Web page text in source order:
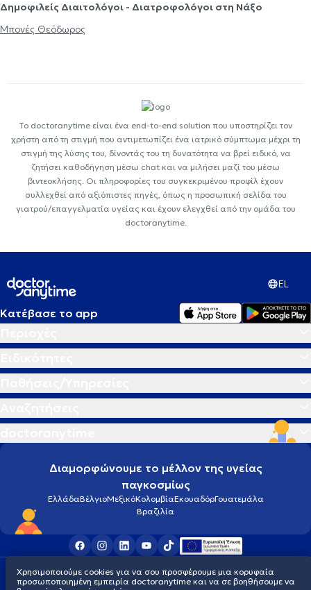
Δημοφιλείς Διαιτολόγοι - Διατροφολόγοι στη Νάξο
Μπονές Θεόδωρος
Το doctoranytime είναι ένα end-to-end solution που υποστηρίζει τον
χρήστη από τη στιγμή που αντιμετωπίζει ένα ιατρικό σύμπτωμα μέχρι τη
στιγμή της λύσης του, δίνοντάς του τη δυνατότητα να βρεί ειδικό, να
ζητήσει καθοδήγηση μέσω chat και να μιλήσει μαζί του μέσω
βιντεοκλήσης. Οι πληροφορίες του συγκεκριμένου προφίλ έχουν
συλλεχθεί από αξιόπιστες πηγές, όπως η προσωπική σελίδα του
γιατρού/επαγγελματία υγείας και έχουν ελεγχθεί από την ομάδα του
doctoranytime.
EL
Κατέβασε το app
Διαμορφώνουμε το μέλλον της υγείας
παγκοσμίως
ΕλλάδαΒέλγιοΜεξικόΚολομβίαΕκουαδόρΓουατεμάλα
Βραζιλία
Οροι χρήσηςCookiesΠολιτική προστασίας προσωπικού απορρήτου
© 2026 doctoranytime
Χρησιμοποιούμε cookies για να σου προσφέρουμε μια κορυφαία
προσωποποιημένη εμπειρία doctoranytime και να σε βοηθήσουμε να